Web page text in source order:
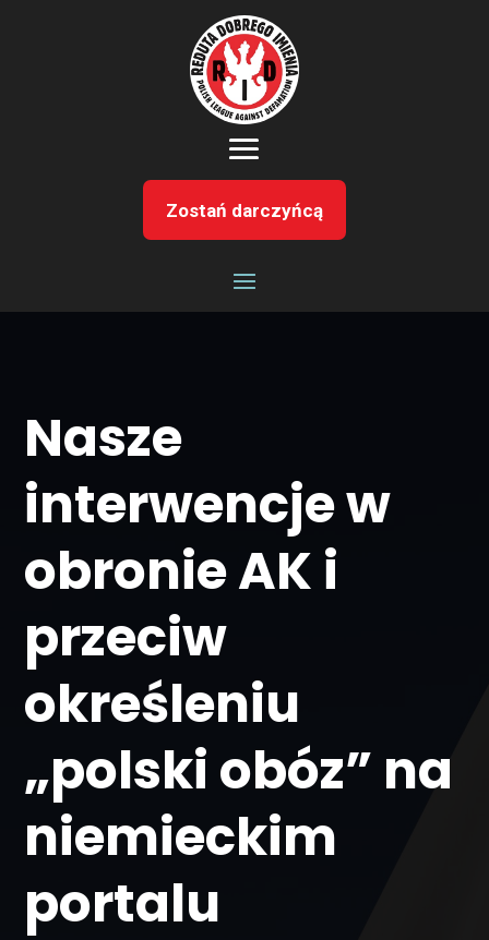
Zostań darczyńcą
Nasze
interwencje w
obronie AK i
przeciw
określeniu
„polski obóz” na
niemieckim
portalu